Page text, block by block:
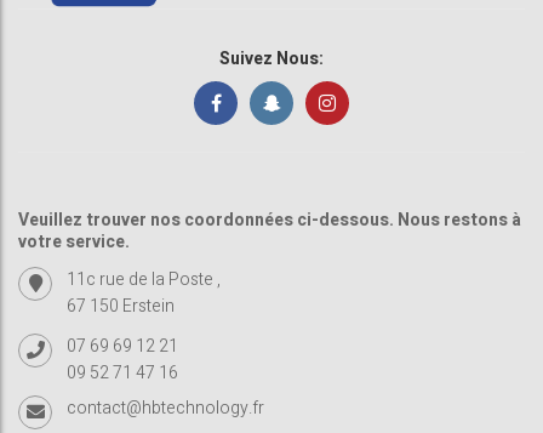
Suivez Nous:
Veuillez trouver nos coordonnées ci-dessous. Nous restons à
votre service.
11c rue de la Poste ,
67 150 Erstein
07 69 69 12 21
09 52 71 47 16
contact@hbtechnology.fr